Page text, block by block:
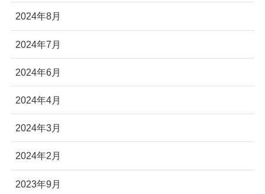
2024年8月
2024年7月
2024年6月
2024年4月
2024年3月
2024年2月
2023年9月